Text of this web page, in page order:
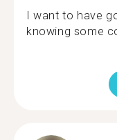
I want to have
knowing some